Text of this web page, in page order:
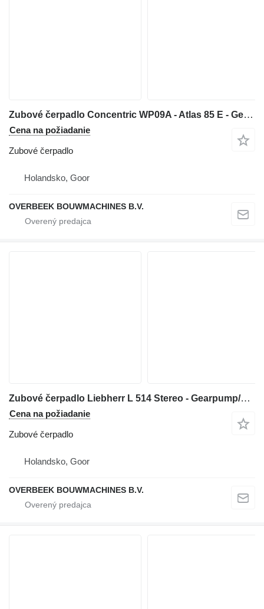
Zubové čerpadlo Concentric WP09A - Atlas 85 E - Gearpump na kolesového nakladača
Cena na požiadanie
Zubové čerpadlo
Holandsko, Goor
OVERBEEK BOUWMACHINES B.V.
Zubové čerpadlo Liebherr L 514 Stereo - Gearpump/Zahnradpumpe/Tandwielpomp na kolesového nakladača
Cena na požiadanie
Zubové čerpadlo
Holandsko, Goor
OVERBEEK BOUWMACHINES B.V.